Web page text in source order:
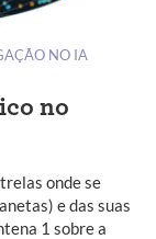
NO IA
no
onde se
e das suas
1 sobre a